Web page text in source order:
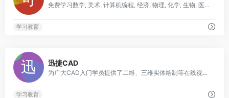
免费学习数学, 美术, 计算机编程, 经济, 物理, 化学, 生物, 医学, 金融, 历史等学科. 可汗学院是一个旨在为任何地方、任何人提供免费的、世界一流教育的非营利组织
学习教育
迅捷CAD
为广大CAD入门学员提供了二维、三维实体绘制等在线视频教程,系统性的帮助零基础学CAD的小伙伴能够短时间内快速掌握CAD技能
学习教育